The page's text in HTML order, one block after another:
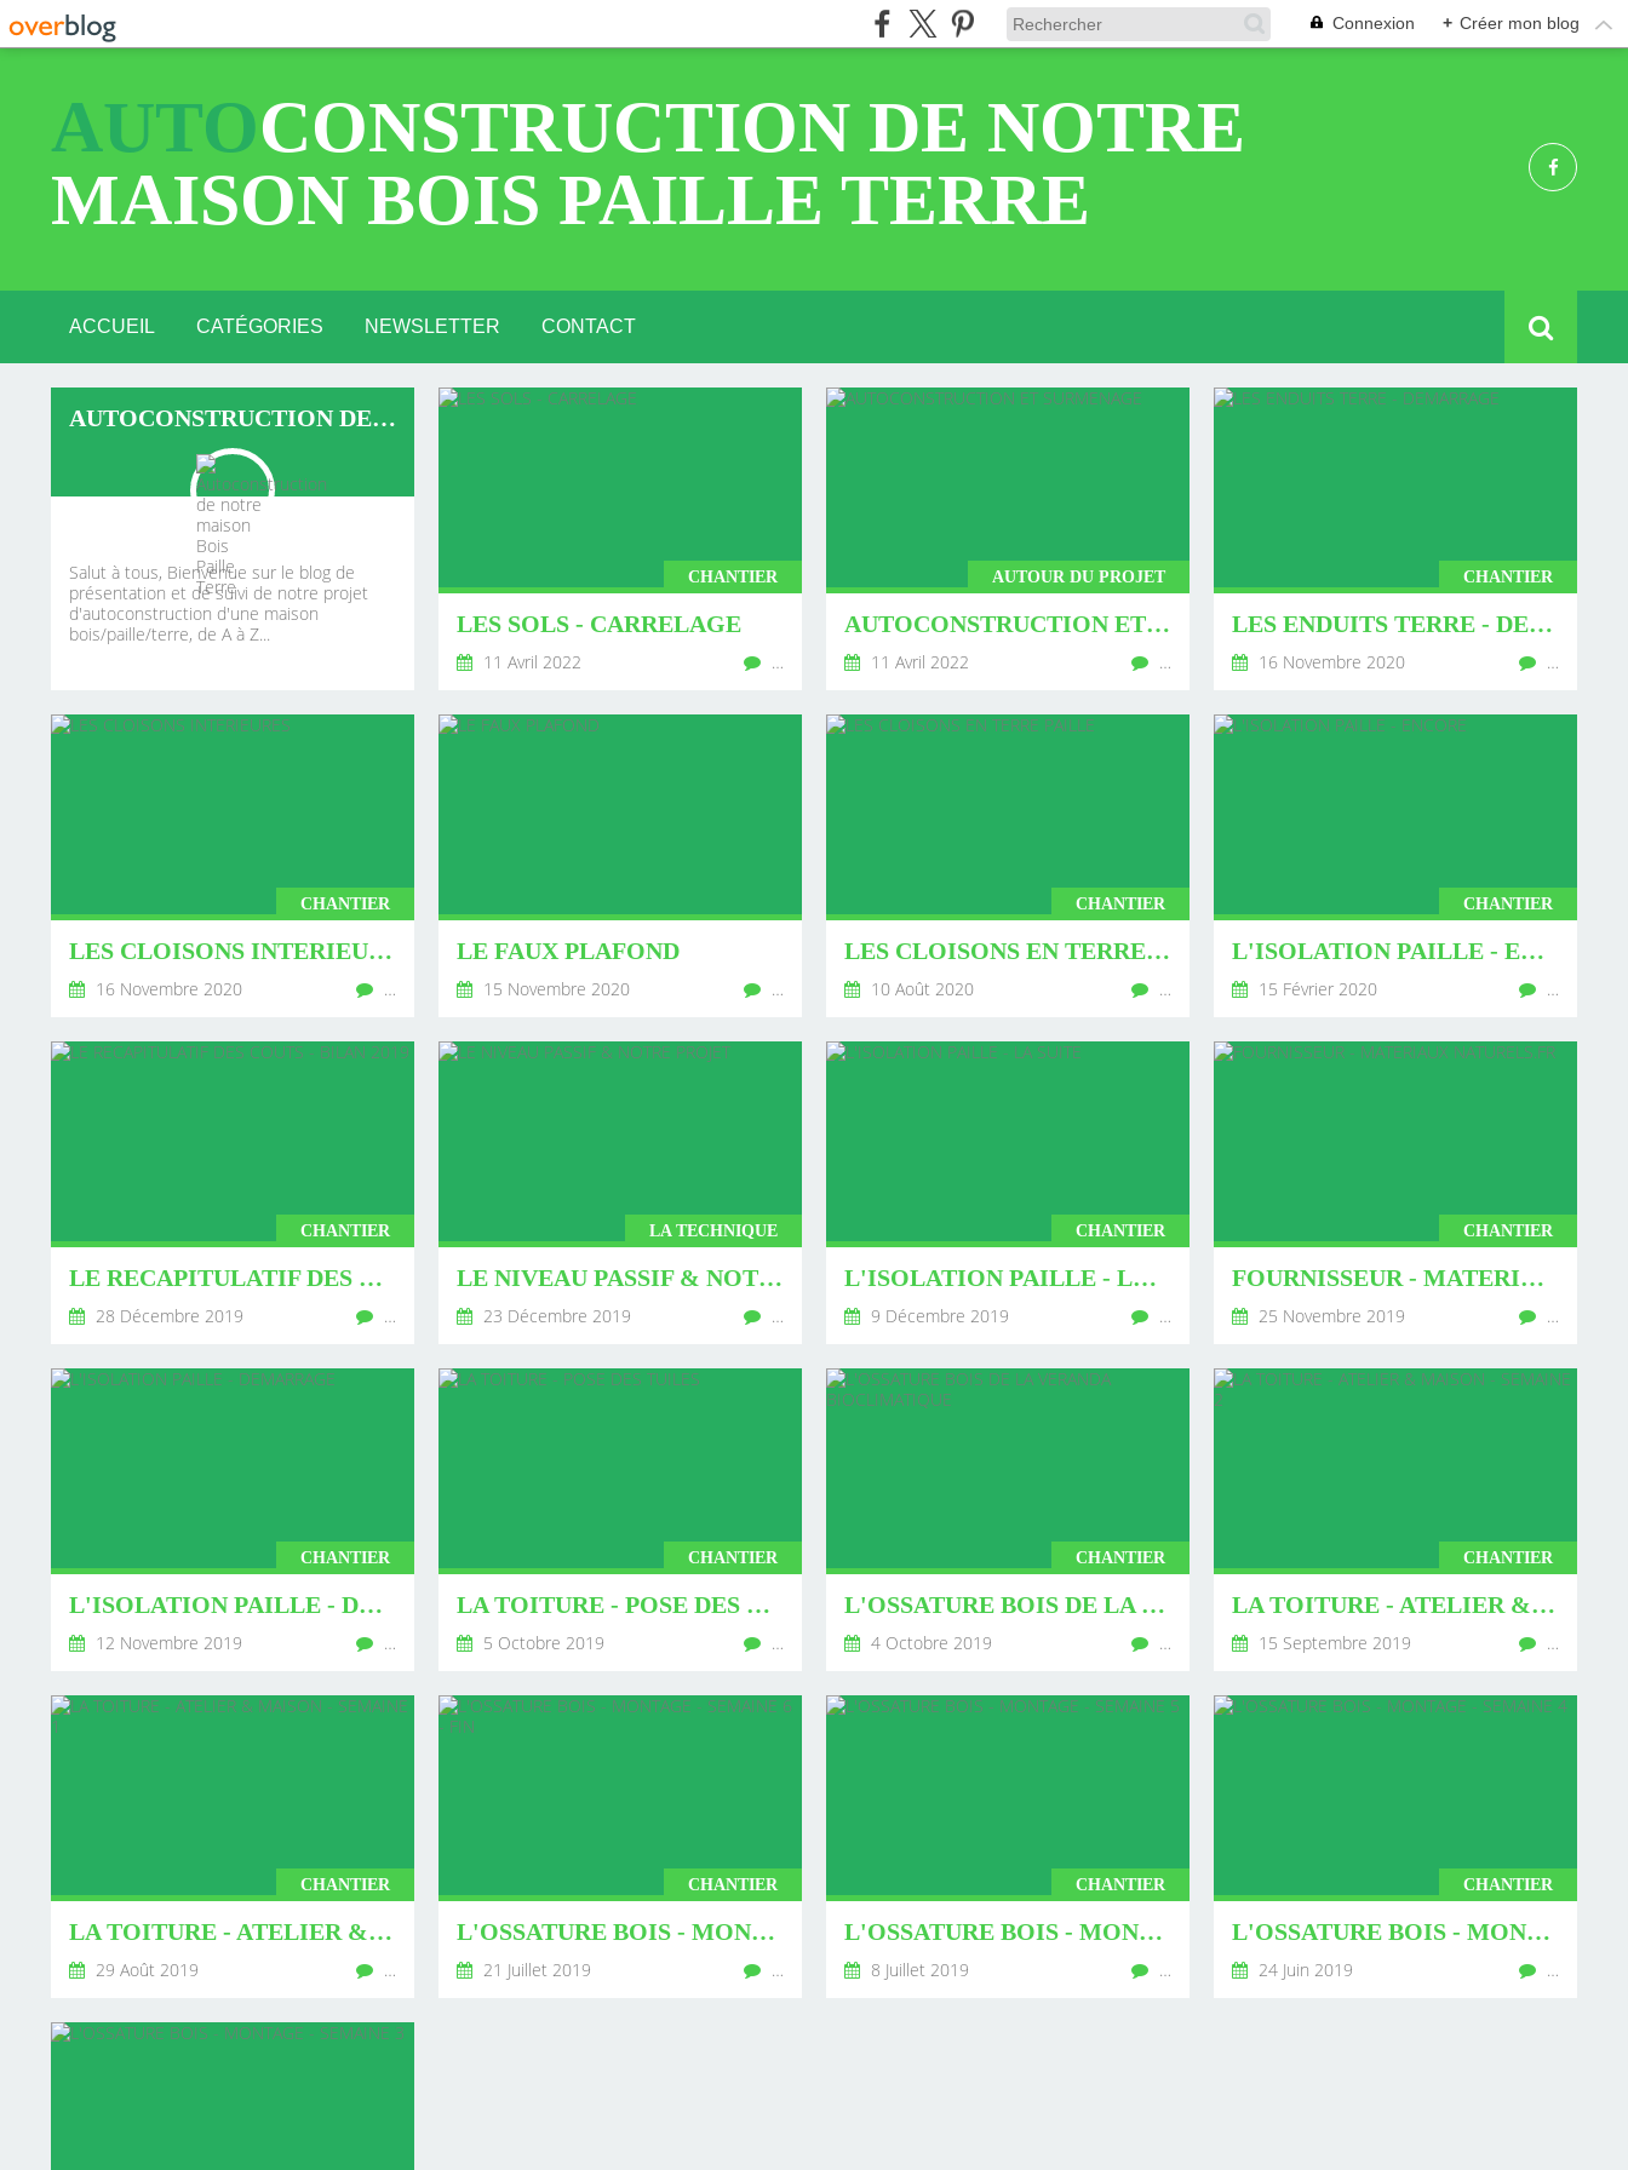
Connexion + Créer mon blog
AUTOCONSTRUCTION DE NOTRE
MAISON BOIS PAILLE TERRE
ACCUEIL CATÉGORIES
AUTOUR DU PROJET (2)
NEWSLETTER CONTACT
AUTOCONSTRUCTION DE NOTRE MAISON BOIS PAILLE TERRE
Salut à tous, Bienvenue sur le blog de
présentation et de suivi de notre projet
d'autoconstruction d'une maison
bois/paille/terre, de A à Z...
CHANTIER
LES SOLS - CARRELAGE
11 Avril 2022 …
AUTOUR DU PROJET
AUTOCONSTRUCTION ET SURMENAGE
11 Avril 2022 …
CHANTIER
LES ENDUITS TERRE - DEMARRAGE
16 Novembre 2020 …
CHANTIER
LES CLOISONS INTERIEURES
16 Novembre 2020 …
LE FAUX PLAFOND
15 Novembre 2020 …
CHANTIER
LES CLOISONS EN TERRE PAILLE
10 Août 2020 …
CHANTIER
L'ISOLATION PAILLE - ENCORE
15 Février 2020 …
CHANTIER
LE RECAPITULATIF DES COUTS - BILAN 2019
28 Décembre 2019 …
LA TECHNIQUE
LE NIVEAU PASSIF & NOTRE PROJET
23 Décembre 2019 …
CHANTIER
L'ISOLATION PAILLE - LA SUITE
9 Décembre 2019 …
CHANTIER
FOURNISSEUR - MATERIAUX NATURELS.FR
25 Novembre 2019 …
CHANTIER
L'ISOLATION PAILLE - DEMARRAGE
12 Novembre 2019 …
CHANTIER
LA TOITURE - POSE DES TUILES
5 Octobre 2019 …
CHANTIER
L'OSSATURE BOIS DE LA VERANDA BIOCLIMATIQUE
4 Octobre 2019 …
CHANTIER
LA TOITURE - ATELIER & MAISON - SEMAINE 2
15 Septembre 2019 …
CHANTIER
LA TOITURE - ATELIER & MAISON - SEMAINE 1
29 Août 2019 …
CHANTIER
L'OSSATURE BOIS - MONTAGE - SEMAINE 6 - FIN
21 Juillet 2019 …
CHANTIER
L'OSSATURE BOIS - MONTAGE - SEMAINE 5
8 Juillet 2019 …
CHANTIER
L'OSSATURE BOIS - MONTAGE - SEMAINE 4
24 Juin 2019 …